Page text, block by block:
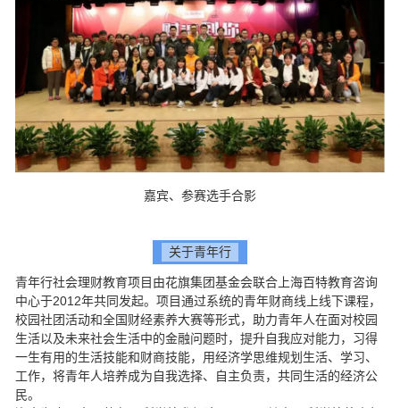
嘉宾、参赛选手合影
关于青年行
青年行社会理财教育项目由花旗集团基金会联合上海百特教育咨询
中心于2012年共同发起。项目通过系统的青年财商线上线下课程，
校园社团活动和全国财经素养大赛等形式，助力青年人在面对校园
生活以及未来社会生活中的金融问题时，提升自我应对能力，习得
一生有用的生活技能和财商技能，用经济学思维规划生活、学习、
工作，将青年人培养成为自我选择、自主负责，共同生活的经济公
民。